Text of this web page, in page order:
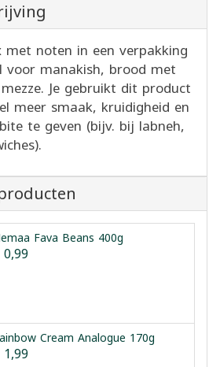
noten in een verpakking
voor manakish, brood met
Je gebruikt dit product
meer smaak, kruidigheid en
te geven (bijv. bij labneh,
Fava Beans 400g
Cream Analogue 170g